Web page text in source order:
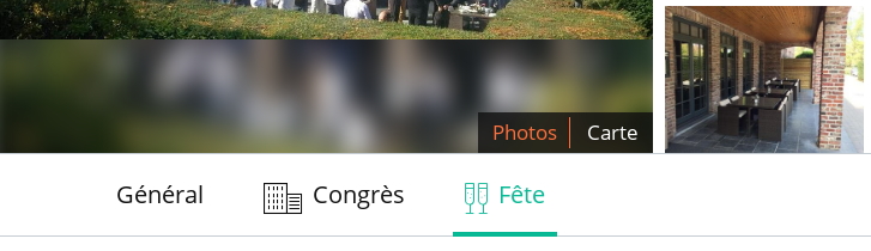
Photos Carte
Général Congrès Fête